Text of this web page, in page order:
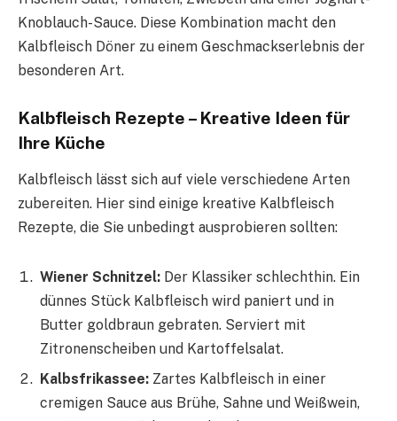
Knoblauch-Sauce. Diese Kombination macht den
Kalbfleisch Döner zu einem Geschmackserlebnis der
besonderen Art.
Kalbfleisch Rezepte – Kreative Ideen für
Ihre Küche
Kalbfleisch lässt sich auf viele verschiedene Arten
zubereiten. Hier sind einige kreative Kalbfleisch
Rezepte, die Sie unbedingt ausprobieren sollten:
Wiener Schnitzel: Der Klassiker schlechthin. Ein
dünnes Stück Kalbfleisch wird paniert und in
Butter goldbraun gebraten. Serviert mit
Zitronenscheiben und Kartoffelsalat.
Kalbsfrikassee: Zartes Kalbfleisch in einer
cremigen Sauce aus Brühe, Sahne und Weißwein,